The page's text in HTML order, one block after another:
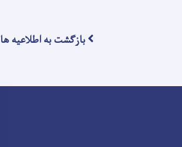
بازگشت به اطلاعیه ها